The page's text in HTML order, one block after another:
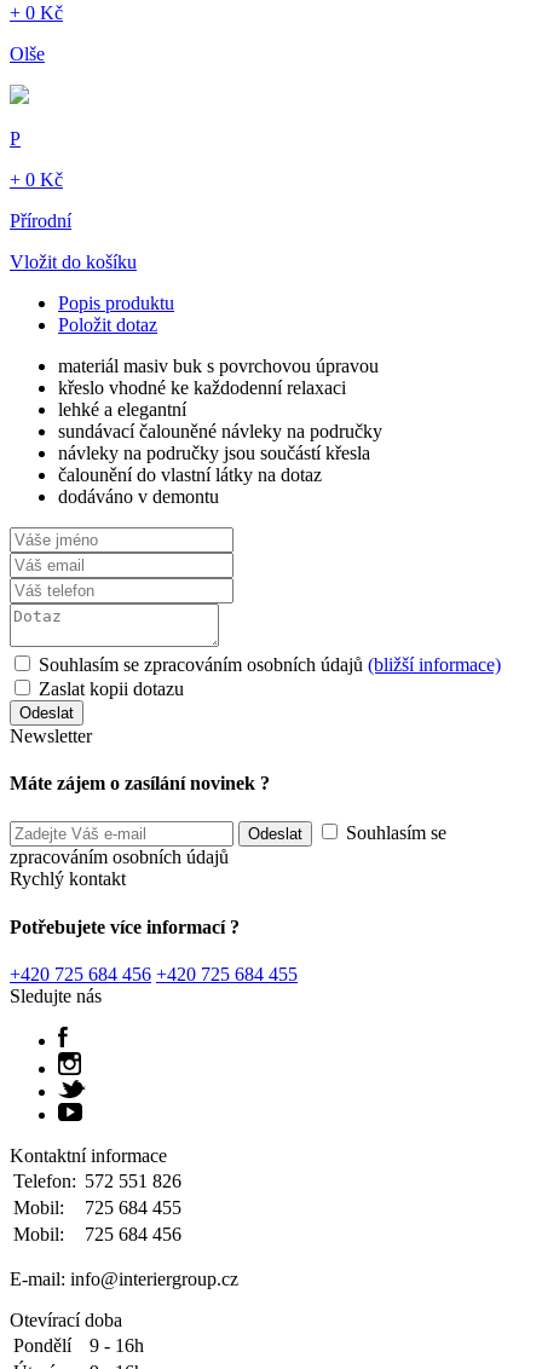
+ 0 Kč
Olše
P
+ 0 Kč
Přírodní
Vložit do košíku
Popis produktu
Položit dotaz
materiál masiv buk s povrchovou úpravou
křeslo vhodné ke každodenní relaxaci
lehké a elegantní
sundávací čalouněné návleky na područky
návleky na područky jsou součástí křesla
čalounění do vlastní látky na dotaz
dodáváno v demontu
Souhlasím se zpracováním osobních údajů (bližší informace)
Zaslat kopii dotazu
Newsletter
Máte zájem o zasílání novinek ?
Souhlasím se
zpracováním osobních údajů
Rychlý kontakt
Potřebujete více informací ?
+420 725 684 456 +420 725 684 455
Sledujte nás
Kontaktní informace
Telefon: 572 551 826
Mobil:
725 684 455
Mobil:
725 684 456
E-mail: info@interiergroup.cz
Otevírací doba
Pondělí
9 - 16h